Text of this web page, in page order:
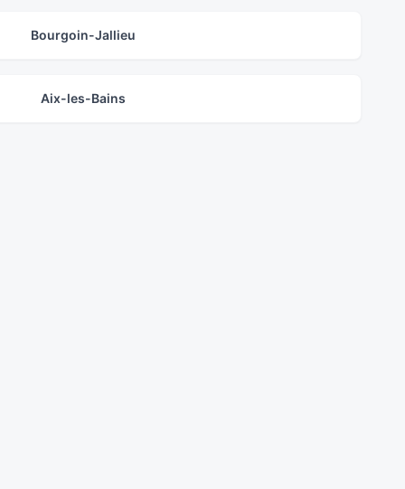
Bourgoin-Jallieu
Aix-les-Bains